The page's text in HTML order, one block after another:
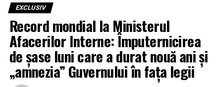
Potrivit informațiilor obținute și prezentate de
de Prahova, la concursul pentru șefia Biroului Drumuri
Naționale și Europene s-au înscris patru candidați. Peste
toți plana figura „șefului din oficiu”:
EXCLUSIV
Record mondial la Ministerul
Afacerilor Interne: Împuternicirea
de șase luni care a durat nouă ani și
„amnezia” Guvernului în fața legii